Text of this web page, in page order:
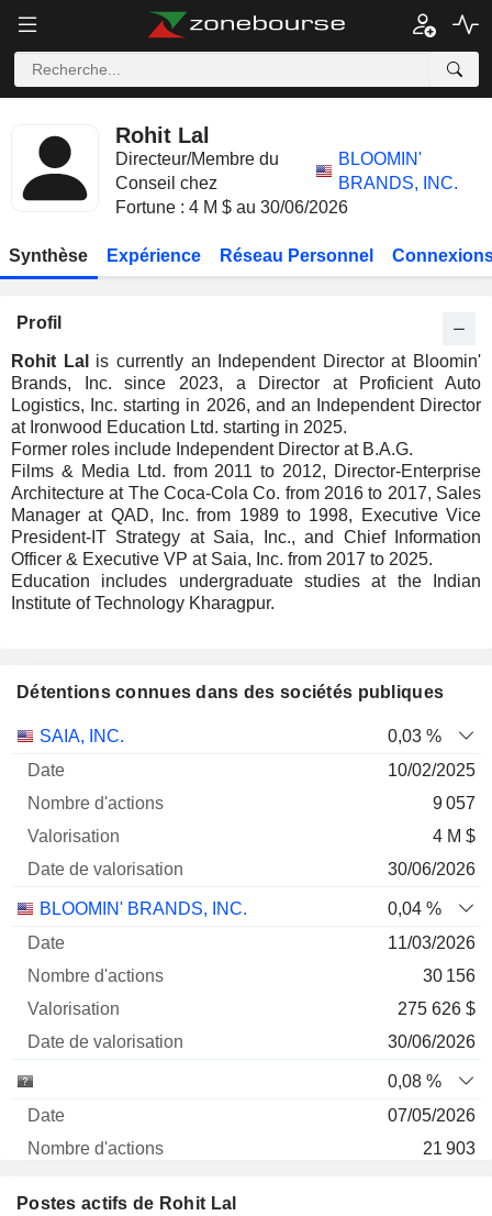
Rohit Lal
Directeur/Membre du
Conseil chez
BLOOMIN'
BRANDS, INC.
Fortune : 4 M $ au 30/06/2026
Synthèse Expérience Réseau Personnel
Profil
Rohit Lal
is currently an Independent Director at Bloomin'
Brands, Inc. since 2023, a Director at Proficient Auto
Logistics, Inc. starting in 2026, and an Independent Director
at Ironwood Education Ltd. starting in 2025.
Former roles include Independent Director at B.A.G.
Films & Media Ltd. from 2011 to 2012, Director-Enterprise
Architecture at The Coca-Cola Co. from 2016 to 2017, Sales
Manager at QAD, Inc. from 1989 to 1998, Executive Vice
President-IT Strategy at Saia, Inc., and Chief Information
Officer & Executive VP at Saia, Inc. from 2017 to 2025.
Education includes undergraduate studies at the Indian
Institute of Technology Kharagpur.
Détentions connues dans des sociétés publiques
Date de
SAIA, INC.
0,03 %
10/02/2025
9 057
4 M $
30/06/2026
BLOOMIN' BRANDS, INC.
0,04 %
11/03/2026
30 156
275 626 $
30/06/2026
0,08 %
07/05/2026
21 903
Postes actifs de Rohit Lal